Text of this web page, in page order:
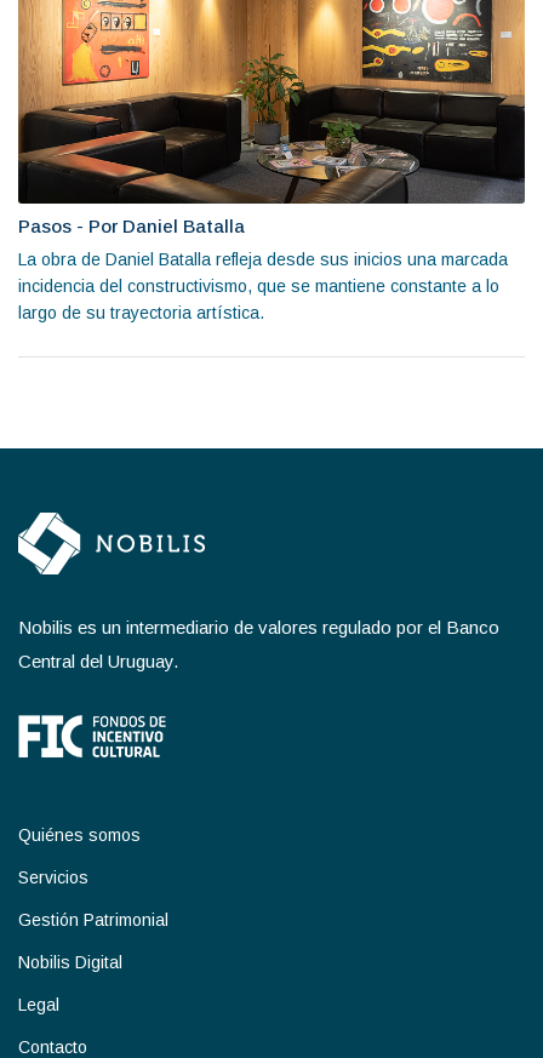
Pasos - Por Daniel Batalla
La obra de Daniel Batalla refleja desde sus inicios una marcada
incidencia del constructivismo, que se mantiene constante a lo
largo de su trayectoria artística.
Nobilis es un intermediario de valores regulado por el Banco
Central del Uruguay.
Quiénes somos
Servicios
Gestión Patrimonial
Nobilis Digital
Legal
Contacto